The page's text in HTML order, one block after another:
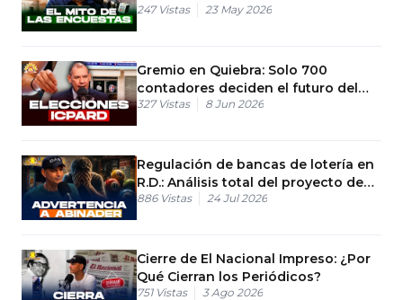
247 Vistas 23 May 2026
Gremio en Quiebra: Solo 700
contadores deciden el futuro del
ICPARD
327 Vistas 8 Jun 2026
Regulación de bancas de lotería en
R.D.: Análisis total del proyecto de
ley
886 Vistas 24 Jul 2026
Cierre de El Nacional Impreso: ¿Por
Qué Cierran los Periódicos?
751 Vistas 3 Ago 2026